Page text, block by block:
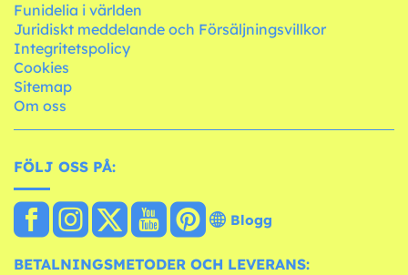
Funidelia i världen
Juridiskt meddelande och Försäljningsvillkor
Integritetspolicy
Cookies
Sitemap
Om oss
FÖLJ OSS PÅ:
Blogg
BETALNINGSMETODER OCH LEVERANS: